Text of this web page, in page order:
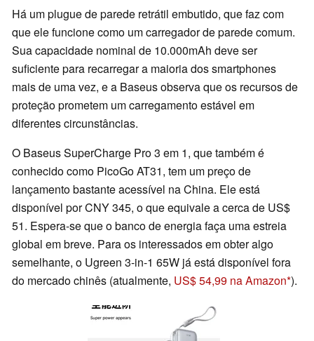
Há um plugue de parede retrátil embutido, que faz com
que ele funcione como um carregador de parede comum.
Sua capacidade nominal de 10.000mAh deve ser
suficiente para recarregar a maioria dos smartphones
mais de uma vez, e a Baseus observa que os recursos de
proteção prometem um carregamento estável em
diferentes circunstâncias.
O Baseus SuperCharge Pro 3 em 1, que também é
conhecido como PicoGo AT31, tem um preço de
lançamento bastante acessível na China. Ele está
disponível por CNY 345, o que equivale a cerca de US$
51. Espera-se que o banco de energia faça uma estreia
global em breve. Para os interessados em obter algo
semelhante, o Ugreen 3-in-1 65W já está disponível fora
do mercado chinês (atualmente, US$ 54,99 na Amazon ).